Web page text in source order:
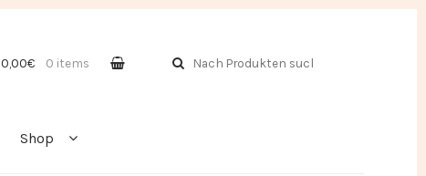
Suche
0,00€ 0 items
Shop